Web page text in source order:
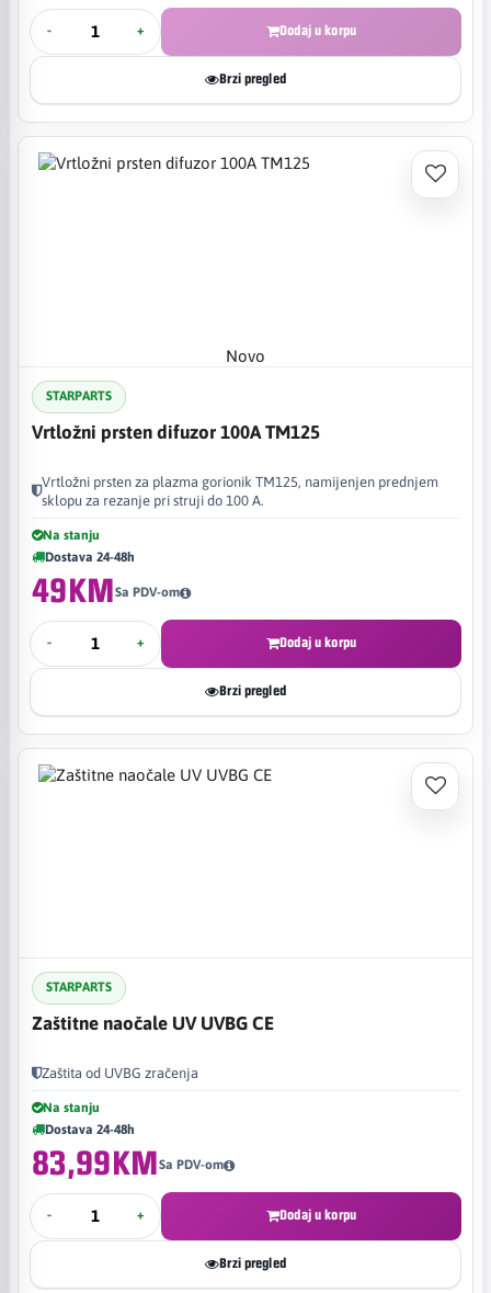
- + Dodaj u korpu
Brzi pregled
Novo
STARPARTS
Vrtložni prsten difuzor 100A TM125
Vrtložni prsten za plazma gorionik TM125, namijenjen prednjem
sklopu za rezanje pri struji do 100 A.
Na stanju
Dostava 24-48h
49KMSa PDV-om
- + Dodaj u korpu
Brzi pregled
STARPARTS
Zaštitne naočale UV UVBG CE
Zaštita od UVBG zračenja
Na stanju
Dostava 24-48h
83,99KMSa PDV-om
- + Dodaj u korpu
Brzi pregled